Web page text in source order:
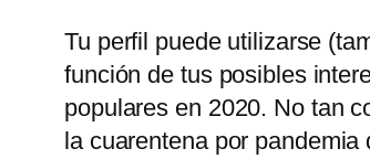
Tu perfil puede utilizarse
función de tus posibles
populares en 2020. No tan
la cuarentena por